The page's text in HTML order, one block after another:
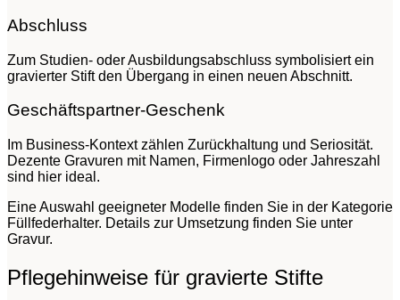
Abschluss
Zum Studien- oder Ausbildungsabschluss symbolisiert ein
gravierter Stift den Übergang in einen neuen Abschnitt.
Geschäftspartner-Geschenk
Im Business-Kontext zählen Zurückhaltung und Seriosität.
Dezente Gravuren mit Namen, Firmenlogo oder Jahreszahl
sind hier ideal.
Eine Auswahl geeigneter Modelle finden Sie in der Kategorie
Füllfederhalter. Details zur Umsetzung finden Sie unter
Gravur.
Pflegehinweise für gravierte Stifte